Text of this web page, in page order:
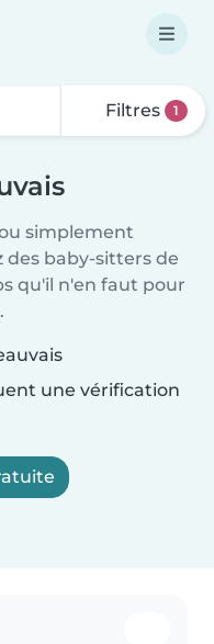
Filtres 1
simplement
des baby-sitters de
qu'il n'en faut pour
une vérification